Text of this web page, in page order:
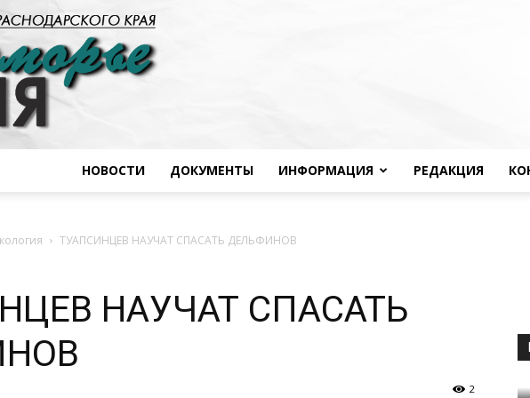
сегодня
НОВОСТИ ДОКУМЕНТЫ ИНФОРМАЦИЯ РЕДАКЦИЯ
ТУАПСИНЦЕВ НАУЧАТ СПАСАТЬ ДЕЛЬФИНОВ
НАУЧАТ СПАСАТЬ
2